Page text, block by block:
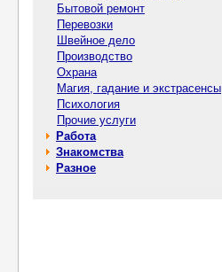
Бытовой ремонт
Перевозки
Швейное дело
Производство
Охрана
Магия, гадание и экстрасенсы
Психология
Прочие услуги
Работа
Знакомства
Разное